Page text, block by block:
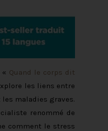
« Quand le corps dit
les liens entre
maladies graves.
renommé de
comment le stress